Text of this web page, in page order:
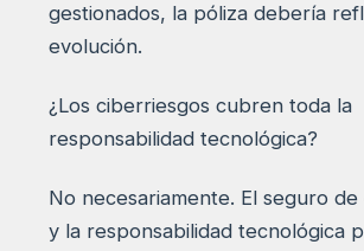
gestionados, la póliza debería
evolución.
¿Los ciberriesgos cubren toda la
responsabilidad tecnológica?
No necesariamente. El seguro
y la responsabilidad tecnológica